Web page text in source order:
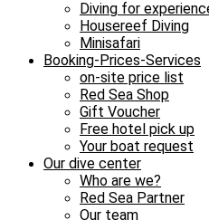
Diving for
Housereef Diving
Minisafari
Booking-Prices-Services
on-site price list
Red Sea Shop
Gift Voucher
Free hotel pick up
Your boat request
Our dive center
Who are we?
Red Sea Partner
Our team